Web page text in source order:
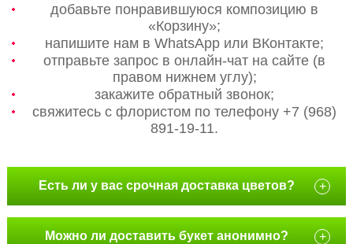
добавьте понравившуюся композицию в
«Корзину»;
напишите нам в WhatsApp или ВКонтакте;
отправьте запрос в онлайн-чат на сайте (в
правом нижнем углу);
закажите обратный звонок;
свяжитесь с флористом по телефону +7 (968)
891-19-11.
Есть ли у вас срочная доставка цветов? +
Можно ли доставить букет анонимно? +